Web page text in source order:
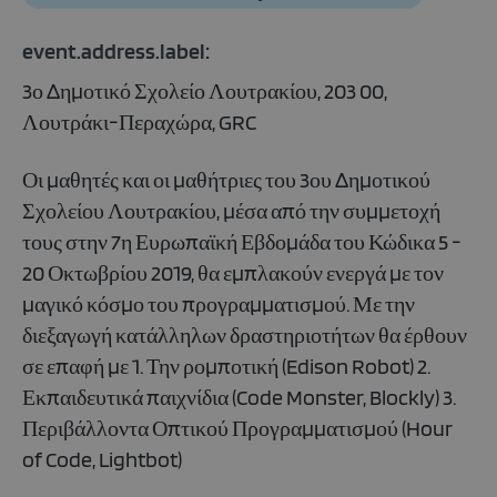
event.address.label:
3ο Δημοτικό Σχολείο Λουτρακίου, 203 00,
Λουτράκι-Περαχώρα, GRC
Οι μαθητές και οι μαθήτριες του 3ου Δημοτικού
Σχολείου Λουτρακίου, μέσα από την συμμετοχή
τους στην 7η Ευρωπαϊκή Εβδομάδα του Κώδικα 5 -
20 Οκτωβρίου 2019, θα εμπλακούν ενεργά με τον
μαγικό κόσμο του προγραμματισμού. Με την
διεξαγωγή κατάλληλων δραστηριοτήτων θα έρθουν
σε επαφή με 1. Την ρομποτική (Edison Robot) 2.
Εκπαιδευτικά παιχνίδια (Code Monster, Blockly) 3.
Περιβάλλοντα Οπτικού Προγραμματισμού (Hour
of Code, Lightbot)